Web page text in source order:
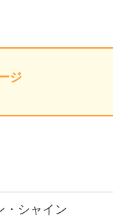
ジ
・シャイン